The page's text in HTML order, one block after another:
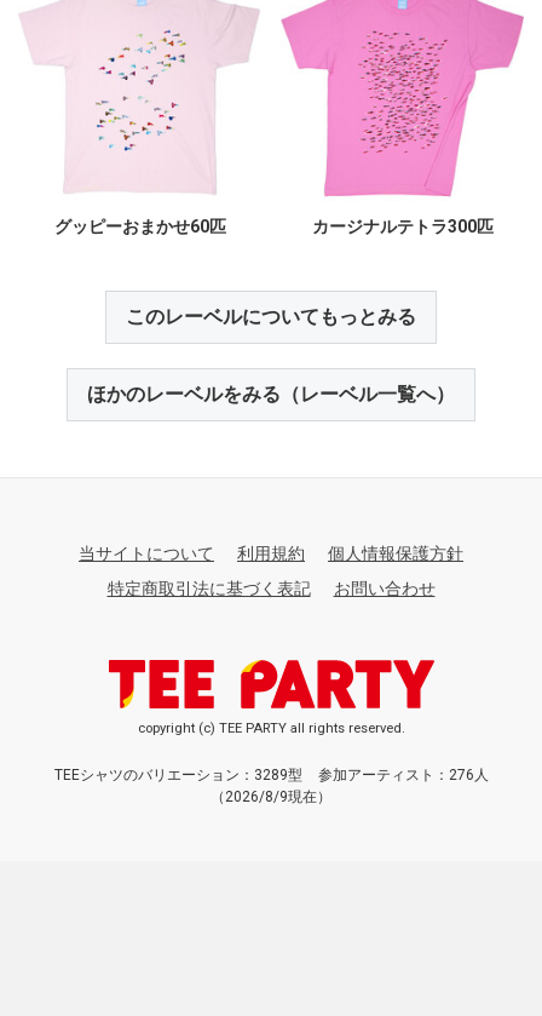
グッピーおまかせ60匹 カージナルテトラ300匹
このレーベルについてもっとみる
ほかのレーベルをみる（レーベル一覧へ）
当サイトについて 利用規約
個人情報保護方針
特定商取引法に基づく表記
お問い合わせ
copyright (c) TEE PARTY all rights reserved.
TEEシャツのバリエーション：3289型
参加アーティスト：276人
（2026/8/9現在）